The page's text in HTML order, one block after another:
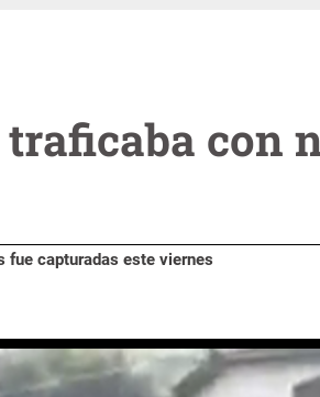
con
fue capturadas este viernes